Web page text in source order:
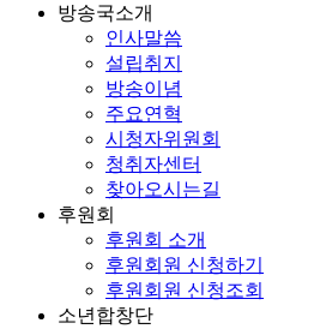
방송국소개
인사말씀
설립취지
방송이념
주요연혁
시청자위원회
청취자센터
찾아오시는길
후원회
후원회 소개
후원회원 신청하기
후원회원 신청조회
소년합창단